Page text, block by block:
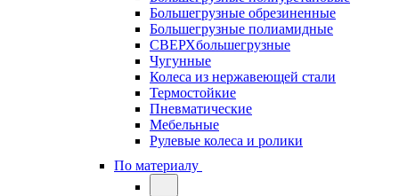
Большегрузные обрезиненные
Большегрузные полиамидные
СВЕРХбольшегрузные
Чугунные
Колеса из нержавеющей стали
Термостойкие
Пневматические
Мебельные
Рулевые колеса и ролики
По материалу